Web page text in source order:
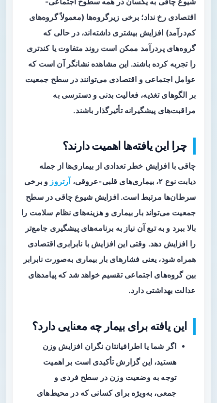
اقتصادی رخ نداد؛ برخی زیرگروه‌ها (معمولاً گروه‌های
کم‌درآمد) افزایش بیشتری داشته‌اند، در حالی که
گروه‌های پردرآمد ممکن است روند متفاوت یا کندتری
را تجربه کرده باشند. این مشاهده نشانگر آن است که
عوامل اجتماعی و اقتصادی می‌توانند در سطح جمعیت
بر الگوهای تغذیه، فعالیت بدنی و دسترسی به
مراقبت‌های پیشگیرانه تأثیرگذار باشند.
چرا این یافته‌ها اهمیت دارند؟
چاقی با افزایش خطر تعدادی از بیماری‌ها از جمله
دیابت نوع ۲، بیماری‌های قلبی-عروقی،
آرتروز و برخی
سرطان‌ها مرتبط است. افزایش شیوع چاقی در سطح
جمعیت می‌تواند بار بیماری و هزینه‌های نظام سلامت را
بالا ببرد و به تبع آن نیاز به برنامه‌های پیشگیری جامع‌تر
را افزایش دهد. وقتی این افزایش با نابرابری اقتصادی
همراه شود، یعنی فشارهای بار بیماری به‌صورت نابرابر
بین گروه‌های اجتماعی تقسیم خواهد شد که پیامدهای
عدالت بهداشتی دارد.
این یافته برای بیمار چه معنایی دارد؟
اگر شما یا اطرافیانتان نگران افزایش وزن
هستید، این گزارش تأکیدی است بر اهمیت
توجه به وضعیت وزن در سطح فردی و
جمعی، به‌ویژه برای کسانی که در محیط‌های